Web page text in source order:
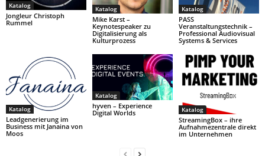
Katalog
Jongleur Christoph
Rummel
Katalog
Mike Karst –
Keynotespeaker zu
Digitalisierung als
Kulturprozess
Katalog
PASS
Veranstaltungstechnik –
Professional Audiovisual
Systems & Services
Katalog
Leadgenerierung im
Business mit Janaina von
Moos
Katalog
hyven – Experience
Digital Worlds
Katalog
StreamingBox – ihre
Aufnahmezentrale direkt
im Unternehmen